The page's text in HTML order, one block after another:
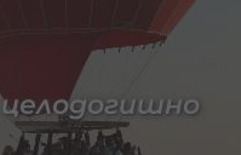
целодогишно